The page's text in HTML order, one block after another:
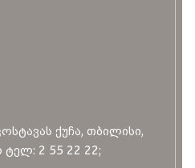
ქუჩა, თბილისი,
2 55 22 22;